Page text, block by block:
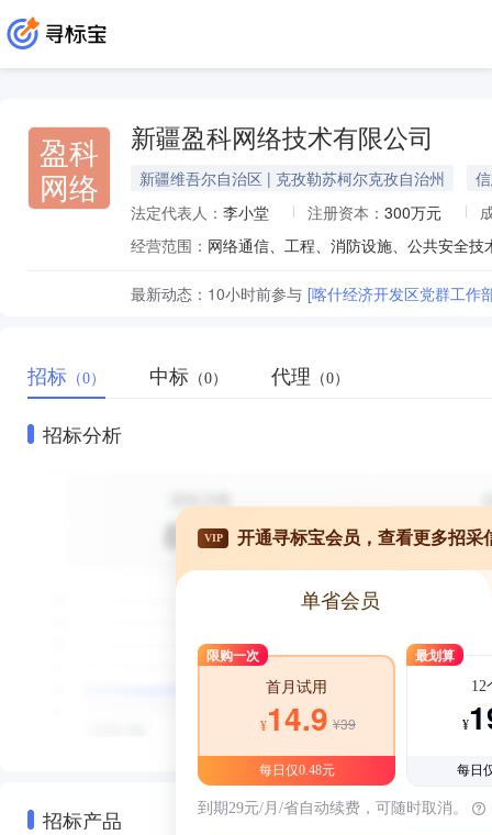
盈科
网络
新疆盈科网络技术有限公司
新疆维吾尔自治区 | 克孜勒苏柯尔克孜自治州
法定代表人： 李小堂 注册资本： 300万元
经营范围：
最新动态： 10小时前参与 [喀什经济开发区党群工作
招标 （0） 中标 （0） 代理 （0）
招标分析
招标产品
VIP 开通寻标宝会员，查看更多招采
单省会员
限购一次
首月试用
¥14.9 ¥39
每日仅0.48元
最划算
12
¥
每日
到期29元/月/省自动续费，可随时取消。